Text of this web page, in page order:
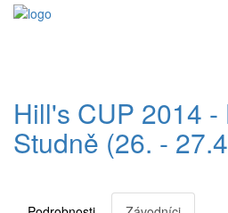
Hill's CUP 2014 -
Studně (26. -